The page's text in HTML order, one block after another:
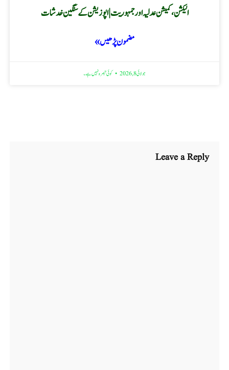
الیکشن، کمیشن عدلیہ اور جمہوریت | اپوزیشن کے سنگین خدشات
مضمون پڑھیں »
جولائی 8, 2026 کوئی تبصرہ نہیں ہے۔
Leave a Reply